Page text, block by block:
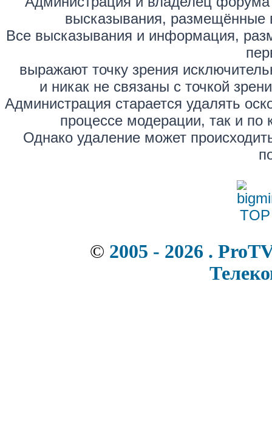
высказывания, размещённые
Все высказывания и информация,
выражают точку зрения
и никак не связаны с точкой
Администрация старается удалять
процессе модерации, так и по
Однако удаление может
© 2005 - 2026 .